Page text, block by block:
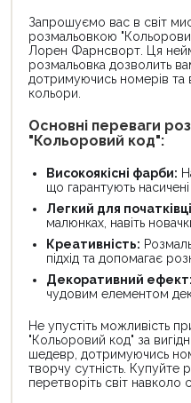
Запрошуємо вас в світ
розмальовкою
Лорен Фарнсворт. Ця
розмальовка дозволить
дотримуючись номерів та
кольори.
Основні переваги
"Кольоровий код":
Високоякісні фарби:
що гарантують
Легкий для
малюнках, навіть
Креативність:
підхід та допомагає
Декоративний ефект:
чудовим елементом
Не упустіть можливість
"Кольоровий код" за
шедевр, дотримуючись
творчу сутність. Купуйте
перетворіть світ